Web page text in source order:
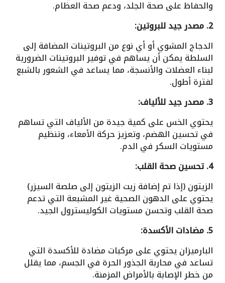
والحفاظ على صحة الجلد، ودعم صحة العظام.
2. مصدر جيد للبروتين:
الدجاج المشوي أو أي نوع من البروتينات المضافة إلى
السلطة يمكن أن يساهم في توفير البروتينات الضرورية
لبناء العضلات والأنسجة، مما يساعد في الشعور بالشبع
لفترة أطول.
3. مصدر جيد للألياف:
يحتوي الخس على كمية جيدة من الألياف التي تساهم
في تحسين الهضم، وتعزيز حركة الأمعاء، وتنظيم
مستويات السكر في الدم.
4. تحسين صحة القلب:
الزيتون (إذا تم إضافة زيت الزيتون إلى صلصة السيزر)
يحتوي على الدهون الصحية غير المشبعة التي تدعم
صحة القلب وتحسن مستويات الكوليسترول الجيد.
5. مضادات الأكسدة:
البارميزان يحتوي على مركبات مضادة للأكسدة التي
تساعد في محاربة الجذور الحرة في الجسم، مما يقلل
من خطر الإصابة بالأمراض المزمنة.